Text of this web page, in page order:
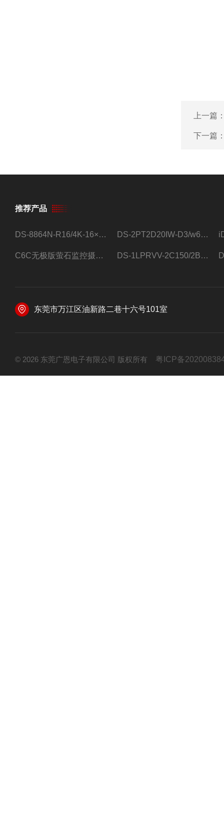
上一篇
下一篇
推荐产品
DS-8864N-R16/4K-16×4T/希捷16盘位录像机 DS-2PT2D20IW-D3/w64路高清硬盘录像机
C6C无极版萤石监控摄像头 DS-1LPRVV-2C150/2B监控室外夜视高清电源线护套线200米/卷
东莞市万江区油新路二巷十六号101室
© 2026 东莞广恩电子有限公司 版权所有 粤ICP备